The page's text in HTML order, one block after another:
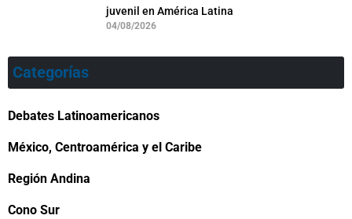
juvenil en América Latina
04/08/2026
Categorías
Debates Latinoamericanos
México, Centroamérica y el Caribe
Región Andina
Cono Sur